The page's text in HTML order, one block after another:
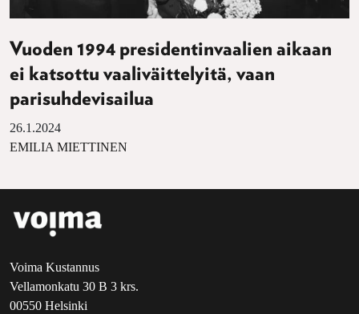
Vuoden 1994 presidentinvaalien aikaan
ei katsottu vaaliväittelyitä, vaan
parisuhdevisailua
26.1.2024
EMILIA MIETTINEN
Voima Kustannus
Vellamonkatu 30 B 3 krs.
00550 Helsinki